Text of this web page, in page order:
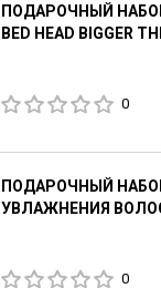
ПОДАРОЧНЫЙ
BED HEAD BIGGER
0
ПОДАРОЧНЫЙ
УВЛАЖНЕНИЯ ВОЛОС
0